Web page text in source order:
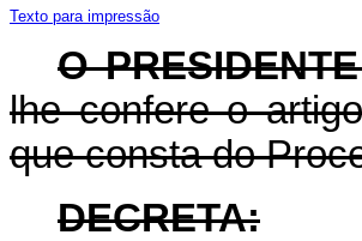
Texto para impressão
O
lhe confere o
que consta do
DECRETA: